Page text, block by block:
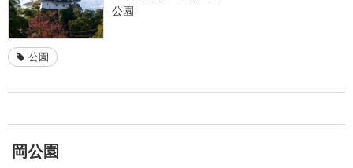
公園
公園
岡公園